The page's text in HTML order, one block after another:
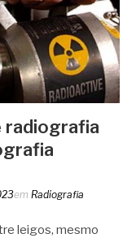
radiografia
em Radiografia
leigos, mesmo